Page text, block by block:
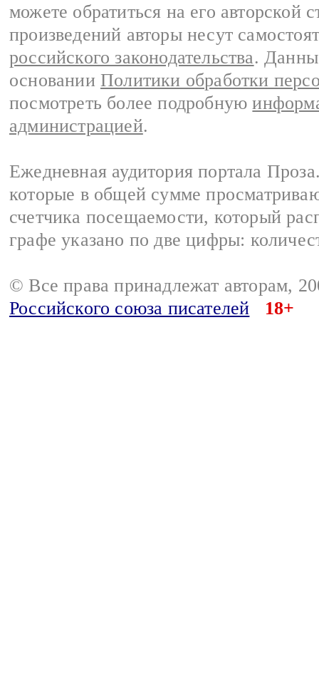
можете обратиться на его авторской
произведений авторы несут
российского законодательства.
основании Политики обработки
посмотреть более подробную
администрацией.
Ежедневная аудитория портала
которые в общей сумме
счетчика посещаемости, который
графе указано по две цифры:
© Все права принадлежат авторам,
Российского союза писателей
18+